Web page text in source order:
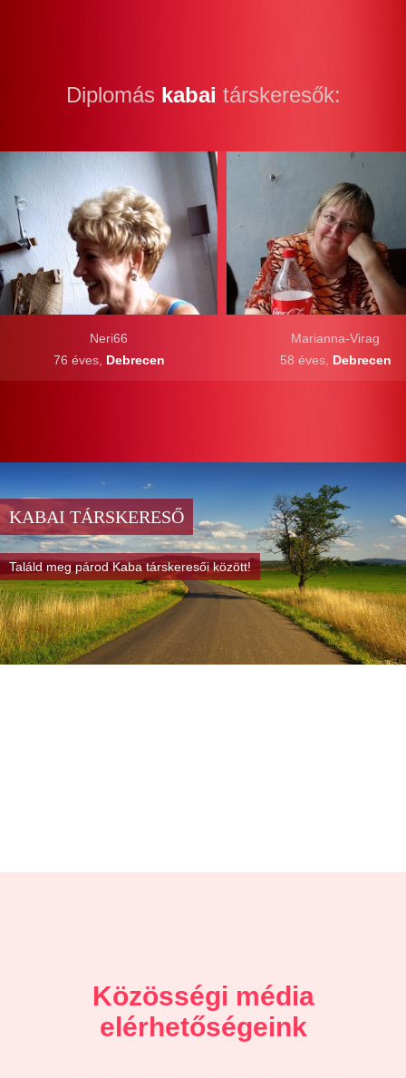
Diplomás kabai társkeresők:
Neri66
76 éves, Debrecen
Marianna-Virag
58 éves, Debrecen
KABAI TÁRSKERESŐ
Találd meg párod Kaba társkeresői között!
Közösségi média
elérhetőségeink